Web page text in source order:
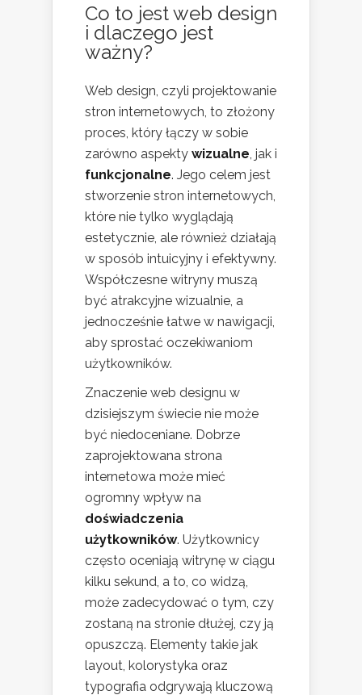
Co to jest web design
i dlaczego jest
ważny?
Web design, czyli projektowanie
stron internetowych, to złożony
proces, który łączy w sobie
zarówno aspekty wizualne , jak i
funkcjonalne. Jego celem jest
stworzenie stron internetowych,
które nie tylko wyglądają
estetycznie, ale również działają
w sposób intuicyjny i efektywny.
Współczesne witryny muszą
być atrakcyjne wizualnie, a
jednocześnie łatwe w nawigacji,
aby sprostać oczekiwaniom
użytkowników.
Znaczenie web designu w
dzisiejszym świecie nie może
być niedoceniane. Dobrze
zaprojektowana strona
internetowa może mieć
ogromny wpływ na
doświadczenia
użytkowników. Użytkownicy
często oceniają witrynę w ciągu
kilku sekund, a to, co widzą,
może zadecydować o tym, czy
zostaną na stronie dłużej, czy ją
opuszczą. Elementy takie jak
layout, kolorystyka oraz
typografia odgrywają kluczową